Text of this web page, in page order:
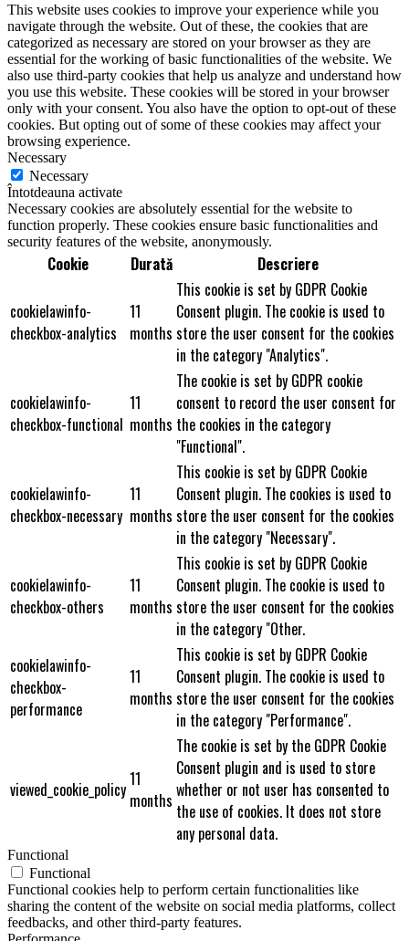
This website uses cookies to improve your experience while you
navigate through the website. Out of these, the cookies that are
categorized as necessary are stored on your browser as they are
essential for the working of basic functionalities of the website. We
also use third-party cookies that help us analyze and understand how
you use this website. These cookies will be stored in your browser
only with your consent. You also have the option to opt-out of these
cookies. But opting out of some of these cookies may affect your
browsing experience.
Necessary
Necessary
Întotdeauna activate
Necessary cookies are absolutely essential for the website to
function properly. These cookies ensure basic functionalities and
security features of the website, anonymously.
Cookie Durată Descriere
cookielawinfo-
checkbox-analytics
11
months
This cookie is set by GDPR Cookie
Consent plugin. The cookie is used to
store the user consent for the cookies
in the category "Analytics".
cookielawinfo-
checkbox-functional
11
months
The cookie is set by GDPR cookie
consent to record the user consent for
the cookies in the category
"Functional".
cookielawinfo-
checkbox-necessary
11
months
This cookie is set by GDPR Cookie
Consent plugin. The cookies is used to
store the user consent for the cookies
in the category "Necessary".
cookielawinfo-
checkbox-others
11
months
This cookie is set by GDPR Cookie
Consent plugin. The cookie is used to
store the user consent for the cookies
in the category "Other.
cookielawinfo-
checkbox-
performance
11
months
This cookie is set by GDPR Cookie
Consent plugin. The cookie is used to
store the user consent for the cookies
in the category "Performance".
viewed_cookie_policy11
months
The cookie is set by the GDPR Cookie
Consent plugin and is used to store
whether or not user has consented to
the use of cookies. It does not store
any personal data.
Functional
Functional
Functional cookies help to perform certain functionalities like
sharing the content of the website on social media platforms, collect
feedbacks, and other third-party features.